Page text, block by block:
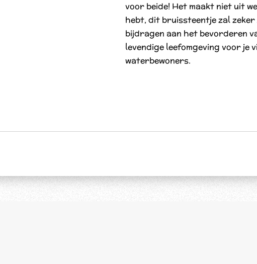
voor beide! Het maakt niet uit
hebt, dit bruissteentje zal
bijdragen aan het bevorderen
levendige leefomgeving voor je
waterbewoners.